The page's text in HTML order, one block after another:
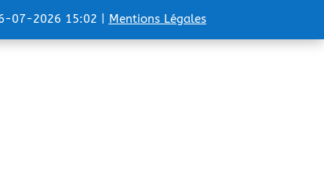
07-2026 15:02 | Mentions Légales